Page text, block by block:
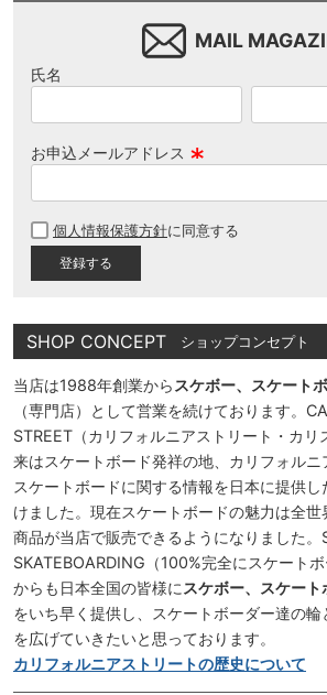
MAIL
氏名
お申込メールアドレス
須
個人情報保護方針に同意する
SHOP CONCEPT ショップコンセプト
当店は1988年創業から スケボー、スケート
（専門店）として営業を続けております。
STREET（カリフォルニアストリート・カリ
来はスケートボード発祥の地、カリフォル
スケートボードに関する情報を日本に提供
けました。現在スケートボードの魅力は全
商品が当店で販売できるようになりました。
SKATEBOARDING（100%完全にスケート
からも日本全国の皆様に スケボー、スケート
をいち早く提供し、スケートボーダー達の
を広げていきたいと思っております。
カリフォルニアストリートの歴史について